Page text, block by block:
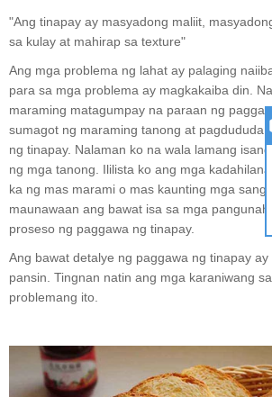
"Ang tinapay ay masyadong maliit,
sa kulay at mahirap sa texture"
Ang mga problema ng lahat ay palaging
para sa mga problema ay magkakaiba din.
maraming matagumpay na paraan ng
sumagot ng maraming tanong at pagdududa
ng tinapay. Nalaman ko na wala lamang
ng mga tanong. Ililista ko ang mga
ka ng mas marami o mas kaunting mga
maunawaan ang bawat isa sa mga
proseso ng paggawa ng tinapay.
Ang bawat detalye ng paggawa ng tinapay
pansin. Tingnan natin ang mga karaniwang
problemang ito.